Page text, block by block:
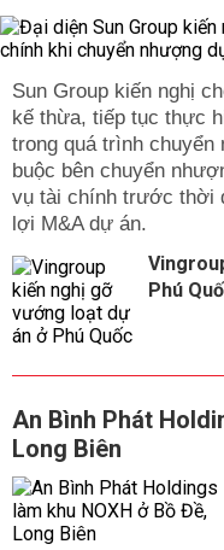
Sun Group kiến nghị
kế thừa, tiếp tục thực
trong quá trình
buộc bên chuyển
vụ tài chính trước thời
lợi M&A dự án.
Phú
An Bình Phát
Long Biên